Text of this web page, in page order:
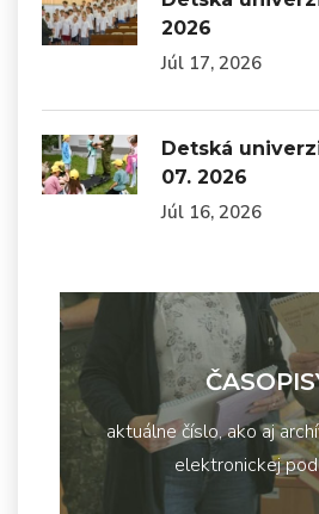
2026
Júl 17, 2026
Detská
07. 2026
Júl 16, 2026
aktuálne číslo, ako aj
elektronickej